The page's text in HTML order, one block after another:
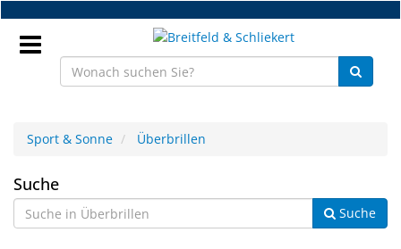
Zum
Hauptinhalt
springen
NEU
Sport & Sonne Überbrillen
Überbrillen
Suche
Suche